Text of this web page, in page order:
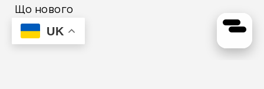
Що нового
Допомога
UK